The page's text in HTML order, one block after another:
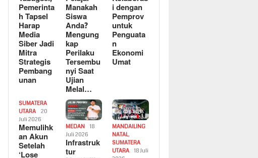
Pemerinta
h Tapsel
Harap
Media
Siber Jadi
Mitra
Strategis
Pembang
unan
Manakah
Siswa
Anda?
Mengung
kap
Perilaku
Tersembu
nyi Saat
Ujian
Melal…
i dengan
Pemprov
untuk
Penguata
n
Ekonomi
Umat
SUMATERA
UTARA
20
Juli 2026
Memulihk
an Akun
Setelah
‘Lose
MEDAN
18
Juli 2026
Infrastruk
tur
MANDAILING
NATAL,
SUMATERA
UTARA
18 Juli